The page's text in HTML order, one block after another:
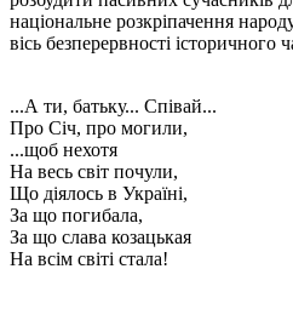
національне розкріпачення
вісь безперервності історичного
...А ти, батьку... Співай...
Про Січ, про могили,
...щоб нехотя
На весь світ почули,
Що діялось в Україні,
За що погибала,
За що слава козацькая
На всім світі стала!